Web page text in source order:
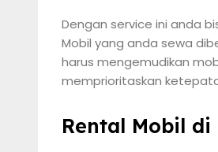
Dengan service ini anda
Mobil yang anda sewa
harus mengemudikan
memprioritaskan
Rental Mobil